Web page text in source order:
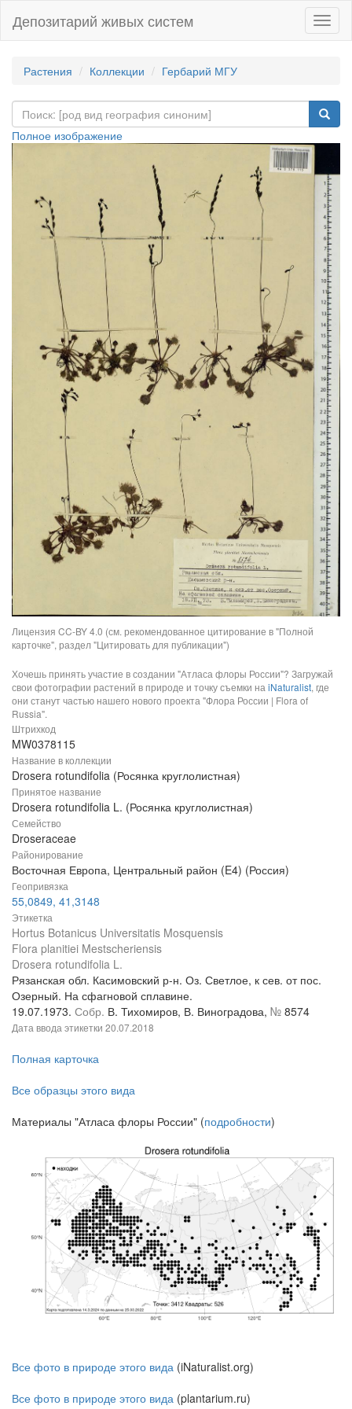
Депозитарий живых систем
Растения Коллекции Гербарий МГУ
Полное изображение
Лицензия CC-BY 4.0 (см. рекомендованное цитирование в "Полной
карточке", раздел "Цитировать для публикации")
Хочешь принять участие в создании "Атласа флоры России"? Загружай
свои фотографии растений в природе и точку съемки на iNaturalist, где
они станут частью нашего нового проекта "Флора России | Flora of
Russia".
Штрихкод
MW0378115
Название в коллекции
Drosera rotundifolia (Росянка круглолистная)
Принятое название
Drosera rotundifolia L. (Росянка круглолистная)
Семейство
Droseraceae
Районирование
Восточная Европа, Центральный район (E4) (Россия)
Геопривязка
55,0849, 41,3148
Этикетка
Hortus Botanicus Universitatis Mosquensis
Flora planitiei Mestscheriensis
Drosera rotundifolia L.
Рязанская обл. Касимовский р-н. Оз. Светлое, к сев. от пос.
Озерный. На сфагновой сплавине.
19.07.1973. Собр. В. Тихомиров, В. Виноградова, № 8574
Дата ввода этикетки 20.07.2018
Полная карточка
Все образцы этого вида
Материалы "Атласа флоры России" (подробности)
Все фото в природе этого вида (iNaturalist.org)
Все фото в природе этого вида (plantarium.ru)